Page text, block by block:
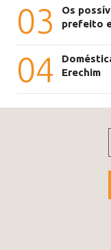
03
Os
prefeito
04
Erechim